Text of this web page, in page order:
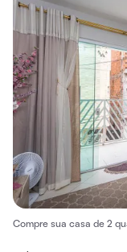
Compre sua casa de 2